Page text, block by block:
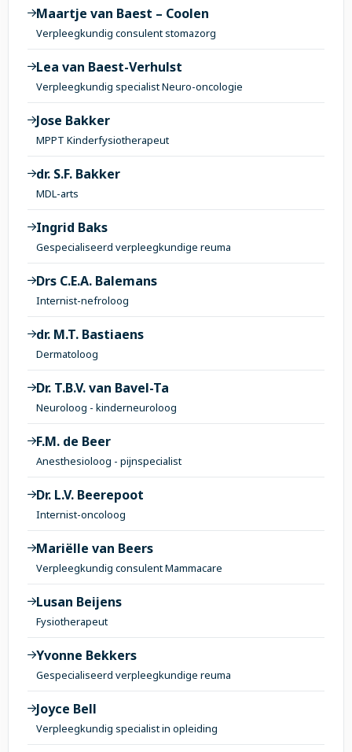
Maartje van Baest – Coolen
Verpleegkundig consulent stomazorg
Lea van Baest-Verhulst
Verpleegkundig specialist Neuro-oncologie
Jose Bakker
MPPT Kinderfysiotherapeut
dr. S.F. Bakker
MDL-arts
Ingrid Baks
Gespecialiseerd verpleegkundige reuma
Drs C.E.A. Balemans
Internist-nefroloog
dr. M.T. Bastiaens
Dermatoloog
Dr. T.B.V. van Bavel-Ta
Neuroloog - kinderneuroloog
F.M. de Beer
Anesthesioloog - pijnspecialist
Dr. L.V. Beerepoot
Internist-oncoloog
Mariëlle van Beers
Verpleegkundig consulent Mammacare
Lusan Beijens
Fysiotherapeut
Yvonne Bekkers
Gespecialiseerd verpleegkundige reuma
Joyce Bell
Verpleegkundig specialist in opleiding